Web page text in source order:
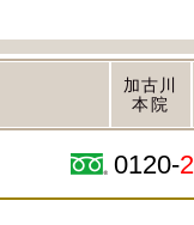
加古川
本院
0120-2